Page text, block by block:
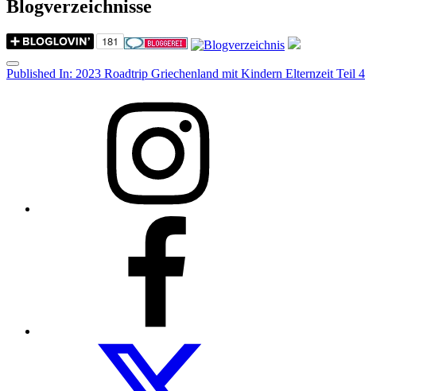
Blogverzeichnisse
Menu
Post
Published In: 2023 Roadtrip Griechenland mit Kindern Elternzeit Teil 4